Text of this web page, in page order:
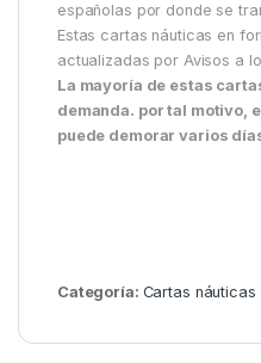
españolas por donde se
Estas cartas náuticas en
actualizadas por Avisos a
La mayoría de estas
demanda. por tal motivo,
puede demorar varios
Categoría: Cartas náuticas